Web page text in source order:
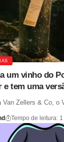
um vinho do
tem uma
Van Zellers & Co,
Tempo de leitura: 1